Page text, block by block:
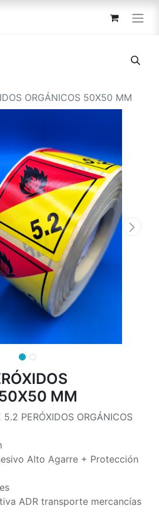
ORGÁNICOS 50X50 MM
MM
PERÓXIDOS ORGÁNICOS
Alto Agarre + Protección
ADR transporte mercancías